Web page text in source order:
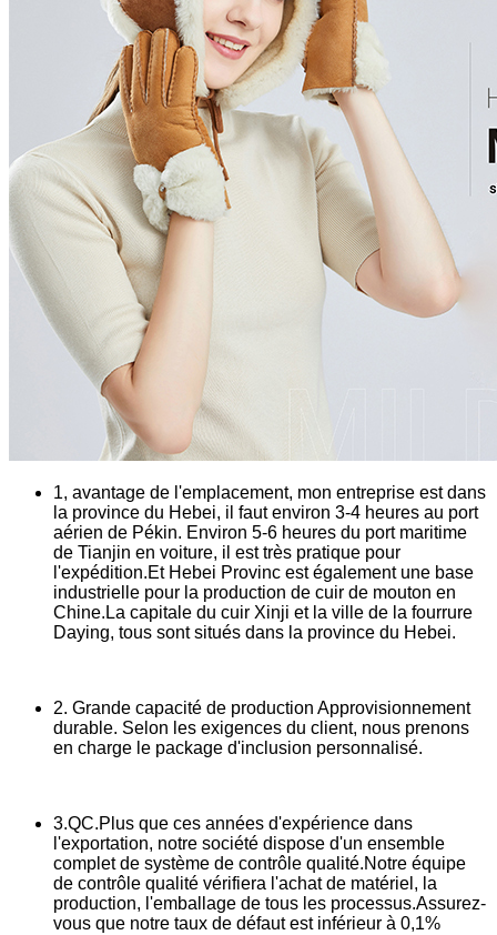
1, avantage de l'emplacement, mon entreprise est dans
la province du Hebei, il faut environ 3-4 heures au port
aérien de Pékin. Environ 5-6 heures du port maritime
de Tianjin en voiture, il est très pratique pour
l'expédition.Et Hebei Provinc est également une base
industrielle pour la production de cuir de mouton en
Chine.La capitale du cuir Xinji et la ville de la fourrure
Daying, tous sont situés dans la province du Hebei.
2. Grande capacité de production Approvisionnement
durable. Selon les exigences du client, nous prenons
en charge le package d'inclusion personnalisé.
3.QC.Plus que ces années d'expérience dans
l'exportation, notre société dispose d'un ensemble
complet de système de contrôle qualité.Notre équipe
de contrôle qualité vérifiera l'achat de matériel, la
production, l'emballage de tous les processus.Assurez-
vous que notre taux de défaut est inférieur à 0,1%